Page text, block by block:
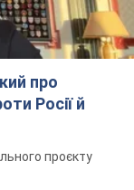
про
Росії й
проєкту